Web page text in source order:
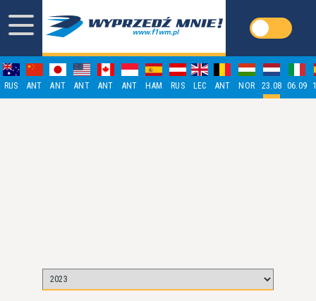
RUS ANT ANT ANT ANT ANT HAM RUS LEC ANT NOR 23.08 06.09